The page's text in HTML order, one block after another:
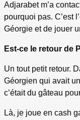
Adjarabet m’a
pourquoi pas. C’est
Géorgie et de jouer
Est-ce le retour de
Un tout petit retour.
Géorgien qui avait
c’était du gâteau
Là, je joue en cash